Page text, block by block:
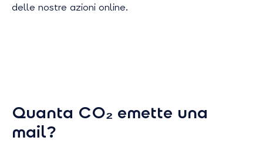
delle nostre azioni online.
Quanta CO₂ emette una
mail?